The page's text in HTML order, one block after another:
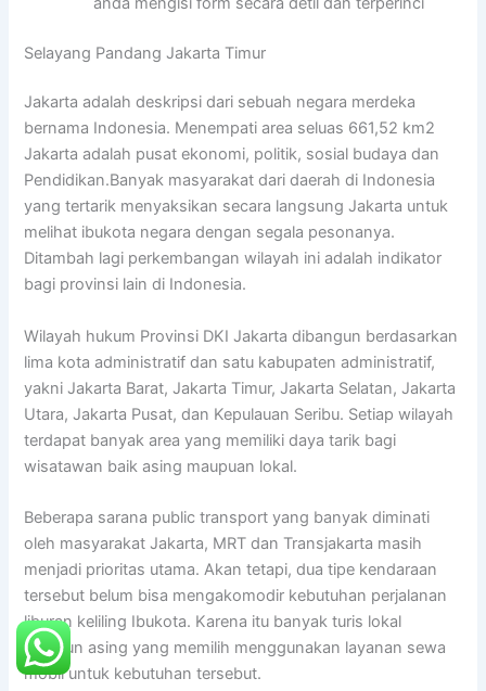
Selayang Pandang Jakarta Timur
Jakarta adalah deskripsi dari sebuah negara merdeka
bernama Indonesia. Menempati area seluas 661,52 km2
Jakarta adalah pusat ekonomi, politik, sosial budaya dan
Pendidikan.Banyak masyarakat dari daerah di Indonesia
yang tertarik menyaksikan secara langsung Jakarta untuk
melihat ibukota negara dengan segala pesonanya.
Ditambah lagi perkembangan wilayah ini adalah indikator
bagi provinsi lain di Indonesia.
Wilayah hukum Provinsi DKI Jakarta dibangun berdasarkan
lima kota administratif dan satu kabupaten administratif,
yakni Jakarta Barat, Jakarta Timur, Jakarta Selatan, Jakarta
Utara, Jakarta Pusat, dan Kepulauan Seribu. Setiap wilayah
terdapat banyak area yang memiliki daya tarik bagi
wisatawan baik asing maupuan lokal.
Beberapa sarana public transport yang banyak diminati
oleh masyarakat Jakarta, MRT dan Transjakarta masih
menjadi prioritas utama. Akan tetapi, dua tipe kendaraan
tersebut belum bisa mengakomodir kebutuhan perjalanan
liburan keliling Ibukota. Karena itu banyak turis lokal
maupun asing yang memilih menggunakan layanan sewa
mobil untuk kebutuhan tersebut.